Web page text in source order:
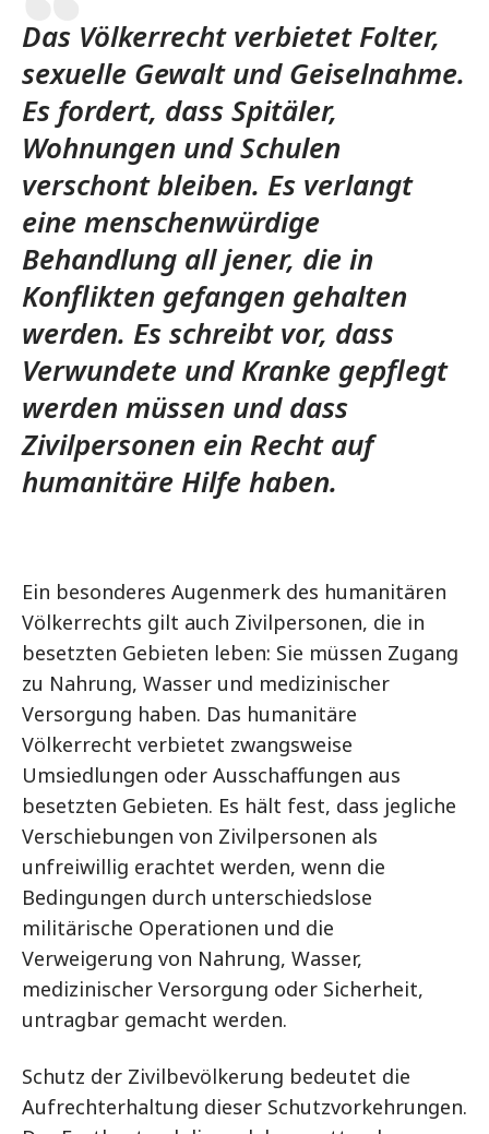
Das Völkerrecht verbietet Folter,
sexuelle Gewalt und Geiselnahme.
Es fordert, dass Spitäler,
Wohnungen und Schulen
verschont bleiben. Es verlangt
eine menschenwürdige
Behandlung all jener, die in
Konflikten gefangen gehalten
werden. Es schreibt vor, dass
Verwundete und Kranke gepflegt
werden müssen und dass
Zivilpersonen ein Recht auf
humanitäre Hilfe haben.
Ein besonderes Augenmerk des humanitären
Völkerrechts gilt auch Zivilpersonen, die in
besetzten Gebieten leben: Sie müssen Zugang
zu Nahrung, Wasser und medizinischer
Versorgung haben. Das humanitäre
Völkerrecht verbietet zwangsweise
Umsiedlungen oder Ausschaffungen aus
besetzten Gebieten. Es hält fest, dass jegliche
Verschiebungen von Zivilpersonen als
unfreiwillig erachtet werden, wenn die
Bedingungen durch unterschiedslose
militärische Operationen und die
Verweigerung von Nahrung, Wasser,
medizinischer Versorgung oder Sicherheit,
untragbar gemacht werden.
Schutz der Zivilbevölkerung bedeutet die
Aufrechterhaltung dieser Schutzvorkehrungen.